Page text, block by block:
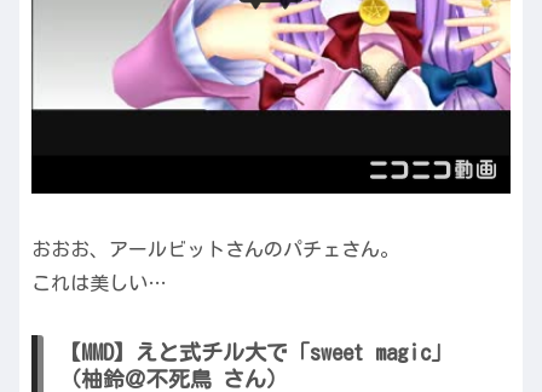
おおお、アールビットさんのパチェさん。
これは美しい…
【MMD】えと式チル大で「sweet magic」
（柚鈴＠不死鳥 さん）